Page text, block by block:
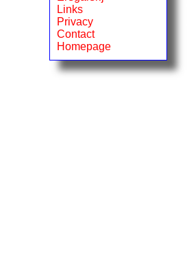
Links
Privacy
Contact
Homepage